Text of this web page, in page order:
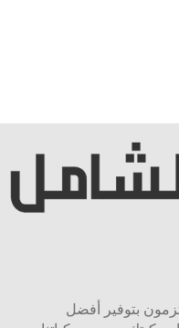
بتوفير أفضل